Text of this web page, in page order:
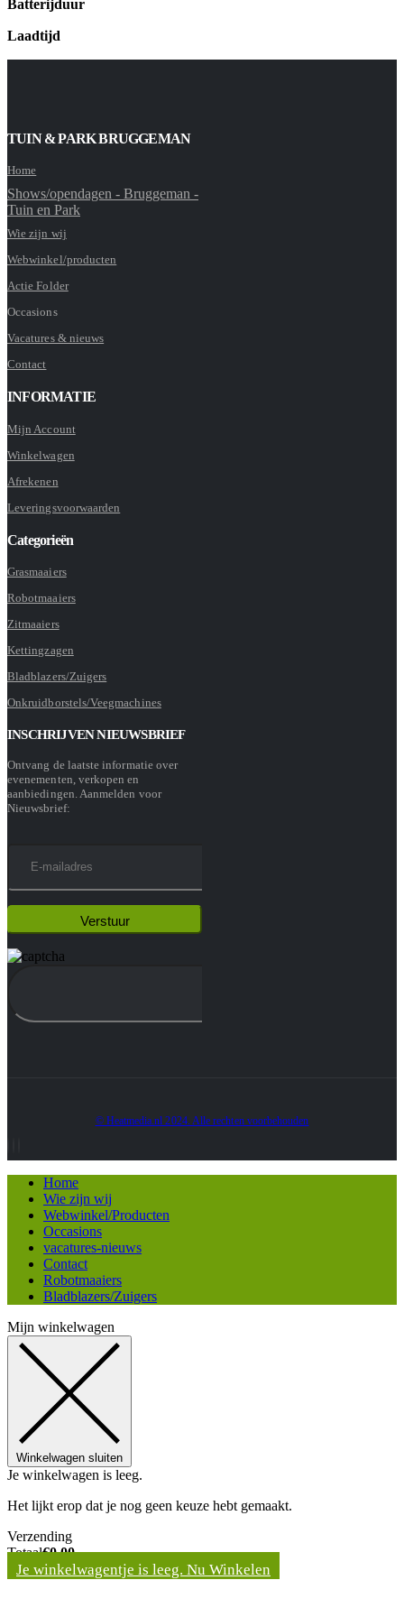
Batterijduur
Laadtijd
TUIN & PARK BRUGGEMAN
Home
Shows/opendagen - Bruggeman -
Tuin en Park
Wie zijn wij
Webwinkel/producten
Actie Folder
Occasions
Vacatures & nieuws
Contact
INFORMATIE
Mijn Account
Winkelwagen
Afrekenen
Leveringsvoorwaarden
Categorieën
Grasmaaiers
Robotmaaiers
Zitmaaiers
Kettingzagen
Bladblazers/Zuigers
Onkruidborstels/Veegmachines
INSCHRIJVEN NIEUWSBRIEF
Ontvang de laatste informatie over
evenementen, verkopen en
aanbiedingen. Aanmelden voor
Nieuwsbrief:
© Heatmedia.nl 2024. Alle rechten voorbehouden
Home
Wie zijn wij
Webwinkel/Producten
Occasions
vacatures-nieuws
Contact
Robotmaaiers
Bladblazers/Zuigers
Mijn winkelwagen
Winkelwagen sluiten
Je winkelwagen is leeg.
Het lijkt erop dat je nog geen keuze hebt gemaakt.
Verzending
Totaal€0,00
Je winkelwagentje is leeg. Nu Winkelen